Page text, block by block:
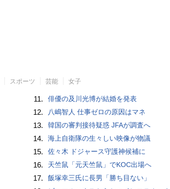
スポーツ 芸能 女子
11. 俳優の及川光博が結婚を発表
12. 八嶋智人 仕事ゼロの原因はマネ
13. 韓国の審判接待疑惑 JFAが調査へ
14. 海上自衛隊の生々しい映像が物議
15. 佐々木 ドジャース守護神候補に
16. 天竺鼠「元天竺鼠」でKOC出場へ
17. 飯塚幸三氏に長男「勝ち目ない」